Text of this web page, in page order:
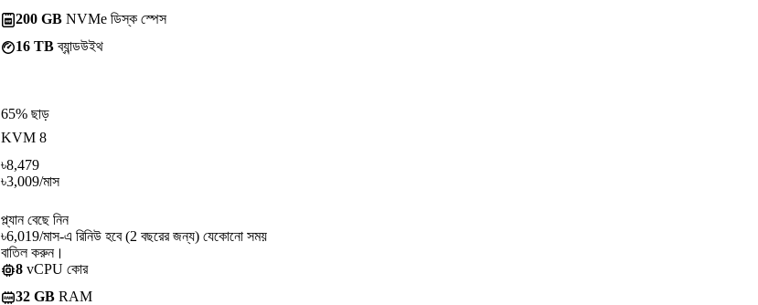
200 GB NVMe ডিস্ক স্পেস
16 TBব্যান্ডউইথ
65% ছাড়
KVM 8
৳8,479
৳3,009/মাস
প্ল্যান বেছে নিন
৳6,019/মাস-এ রিনিউ হবে (2 বছরের জন্য) যেকোনো সময়
বাতিল করুন।
8 vCPU কোর
32 GB RAM